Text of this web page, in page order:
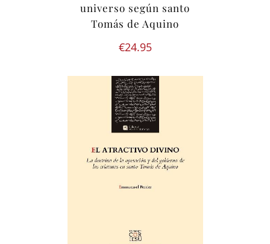
universo según santo
Tomás de Aquino
€24.95